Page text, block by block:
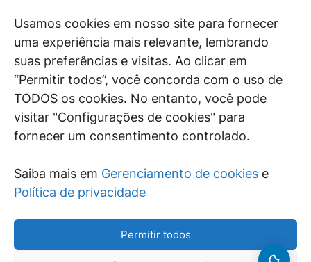
Usamos cookies em nosso site para fornecer
uma experiência mais relevante, lembrando
suas preferências e visitas. Ao clicar em
“Permitir todos”, você concorda com o uso de
TODOS os cookies. No entanto, você pode
visitar "Configurações de cookies" para
fornecer um consentimento controlado.
Saiba mais em Gerenciamento de cookies e
Política de privacidade
Permitir todos
juristas e doutrinadores nacionais, se posicionam
diante de questões relevantes do cotidiano e
universo jurídico.
SIGA